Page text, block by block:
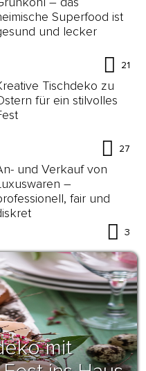
Superfood ist
und lecker
21
Tischdeko zu
für ein stilvolles
27
und Verkauf von
–
fair und
3
mit